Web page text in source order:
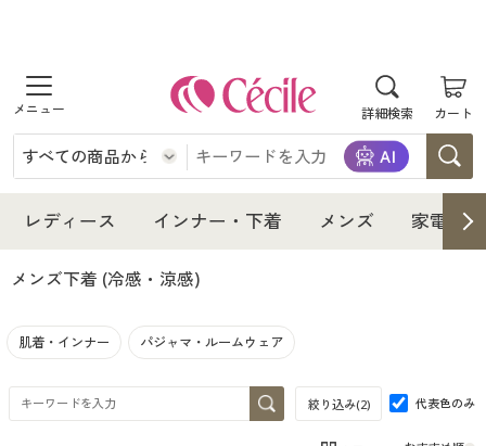
詳細検索 カート
商品を探す
レディース
レディースファッション
女性下着
インナー・下着
インナー・下着通販すべて
女性下着
メンズ下着
メンズ
メンズ通販すべて
メンズファッション
家電・雑貨
家電・雑貨すべて
寝具・インテリア・家具
レディース インナー・下着 メンズ 家電・
メンズ下着 (冷感・涼感)
肌着・インナー パジャマ・ルームウェア
絞り込み(2) 代表色のみ